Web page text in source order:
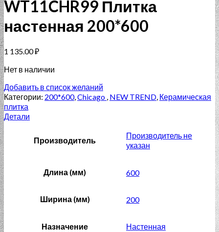
WT11CHR99 Плитка
настенная 200*600
1 135.00₽
Нет в наличии
Добавить в список желаний
Категории: 200*600,Chicago , NEW TREND, Керамическая
плитка
Детали
Производитель
Производитель не
указан
Длина (мм) 600
Ширина (мм) 200
Назначение Настенная